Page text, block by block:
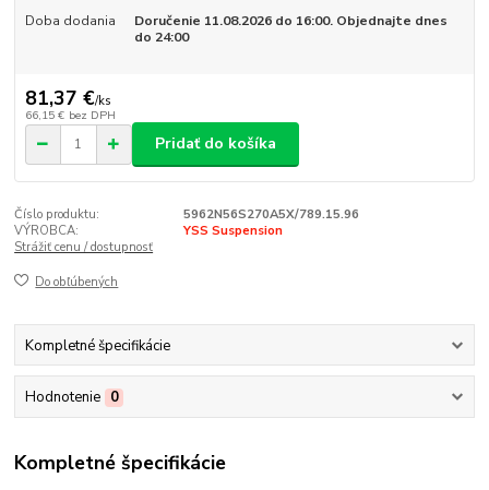
Doba dodania
Doručenie 11.08.2026 do 16:00. Objednajte dnes
do 24:00
81,37 €/ks
66,15 € bez DPH
Pridať do košíka
Číslo produktu:
5962N56S270A5X/789.15.96
VÝROBCA:
YSS Suspension
Strážiť cenu / dostupnosť
Do obľúbených
Kompletné špecifikácie
Hodnotenie 0
Kompletné špecifikácie